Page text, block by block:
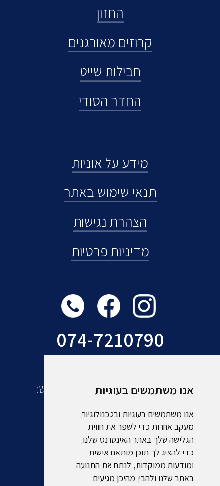
אנו משתמשים בעוגיות
אנו משתמשים בעוגיות ובטכנולוגיות
מעקב אחרות כדי לשפר את חווית
הגלישה שלך באתר האינטרנט שלנו,
כדי להציג לך תוכן מותאם אישית
ומודעות ממוקדות, לנתח את התנועה
באתר שלנו ולהבין מהיכן מגיעים
החזון
קרוזים מאורגנים
חבילות שייט
החדר הסודי
מידע על אוניות
תנאי שימוש באתר
הצהרת נגישות
מדיניות פרטיות
074-7210790
עוד מקבוצת אמסלם תיירות ונופש: